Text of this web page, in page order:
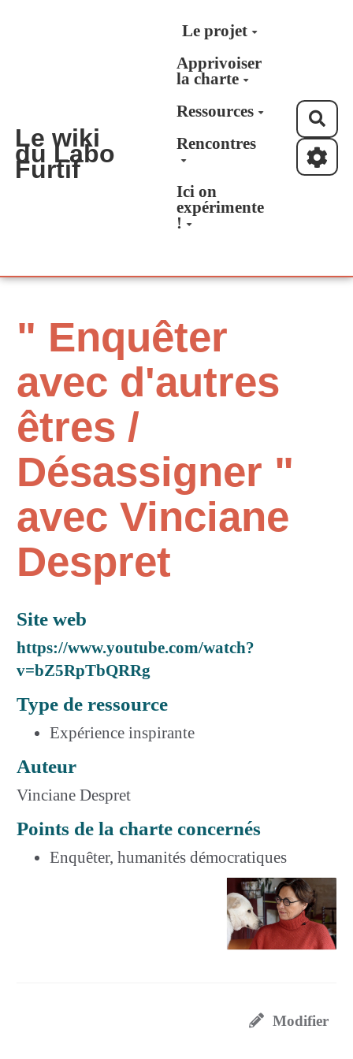
Aller au contenu principal
Le wiki
du Labo
Furtif
Le projet
Apprivoiser
la charte
Ressources
Rencontres
Ici on
expérimente
!
" Enquêter
avec d'autres
êtres /
Désassigner "
avec Vinciane
Despret
Site web
https://www.youtube.com/watch?
v=bZ5RpTbQRRg
Type de ressource
Expérience inspirante
Auteur
Vinciane Despret
Points de la charte concernés
Enquêter, humanités démocratiques
Modifier